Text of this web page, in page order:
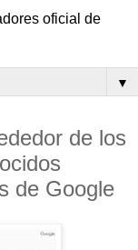
oficial de
▼
de los
de Google